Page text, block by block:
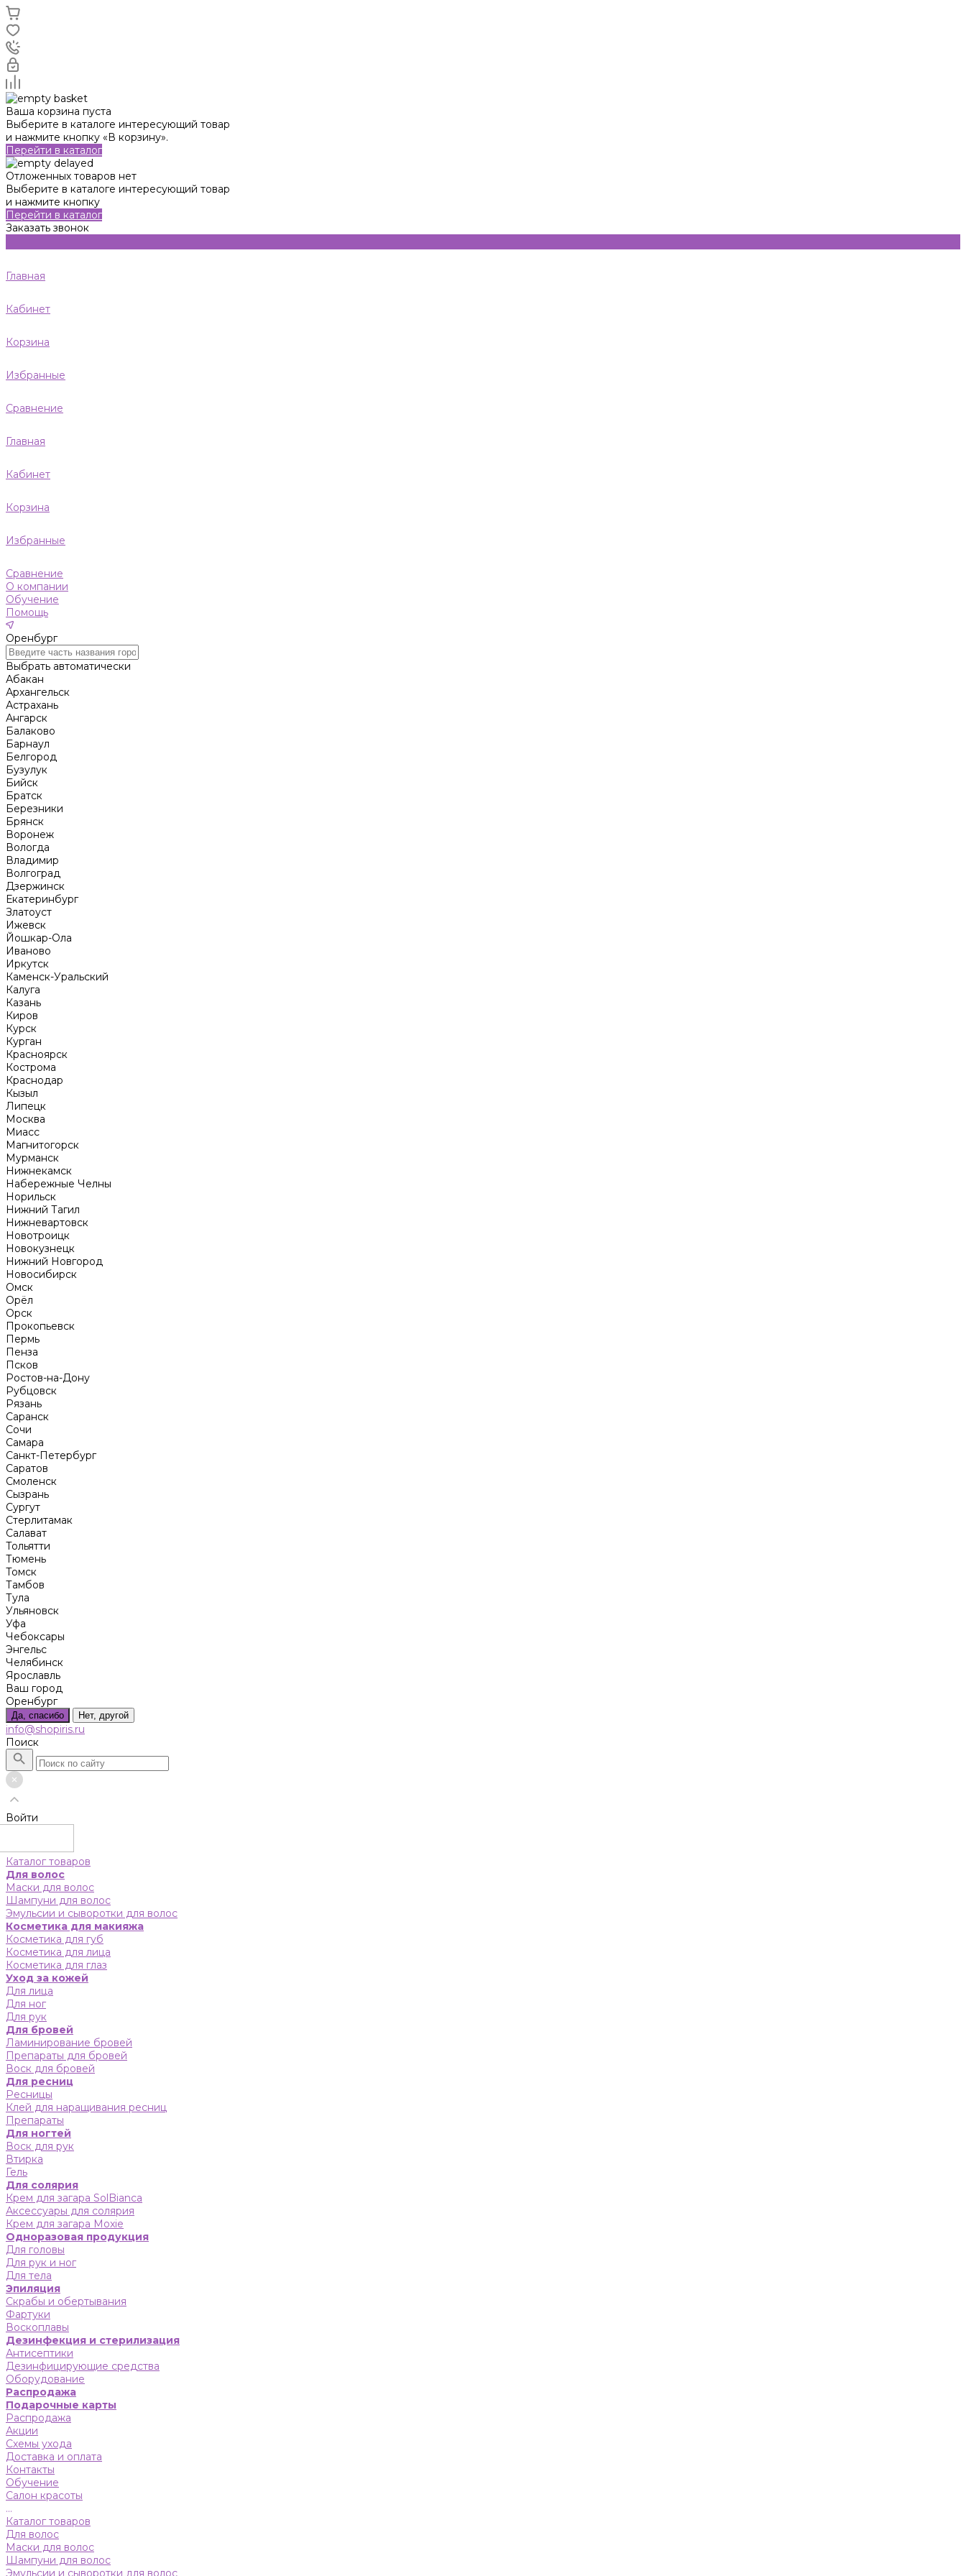
Ваша корзина пуста
Выберите в каталоге интересующий товар
и нажмите кнопку «В корзину».
Перейти в каталог
Отложенных товаров нет
Выберите в каталоге интересующий товар
и нажмите кнопку
Перейти в каталог
Заказать звонок
Главная
Кабинет
Корзина
Избранные
Сравнение
Главная
Кабинет
Корзина
Избранные
Сравнение
О компании
Обучение
Помощь
Оренбург
Выбрать автоматически
Абакан
Архангельск
Астрахань
Ангарск
Балаково
Барнаул
Белгород
Бузулук
Бийск
Братск
Березники
Брянск
Воронеж
Вологда
Владимир
Волгоград
Дзержинск
Екатеринбург
Златоуст
Ижевск
Йошкар-Ола
Иваново
Иркутск
Каменск-Уральский
Калуга
Казань
Киров
Курск
Курган
Красноярск
Кострома
Краснодар
Кызыл
Липецк
Москва
Миасс
Магнитогорск
Мурманск
Нижнекамск
Набережные Челны
Норильск
Нижний Тагил
Нижневартовск
Новотроицк
Новокузнецк
Нижний Новгород
Новосибирск
Омск
Орёл
Орск
Прокопьевск
Пермь
Пенза
Псков
Ростов-на-Дону
Рубцовск
Рязань
Саранск
Сочи
Самара
Санкт-Петербург
Саратов
Смоленск
Сызрань
Сургут
Стерлитамак
Салават
Тольятти
Тюмень
Томск
Тамбов
Тула
Ульяновск
Уфа
Чебоксары
Энгельс
Челябинск
Ярославль
Ваш город
Оренбург
Да, спасибо Нет, другой
info@shopiris.ru
Поиск
Войти
Каталог товаров
Для волос
Маски для волос
Шампуни для волос
Эмульсии и сыворотки для волос
Косметика для макияжа
Косметика для губ
Косметика для лица
Косметика для глаз
Уход за кожей
Для лица
Для ног
Для рук
Для бровей
Ламинирование бровей
Препараты для бровей
Воск для бровей
Для ресниц
Ресницы
Клей для наращивания ресниц
Препараты
Для ногтей
Воск для рук
Втирка
Гель
Для солярия
Крем для загара SolBianca
Аксессуары для солярия
Крем для загара Moxie
Одноразовая продукция
Для головы
Для рук и ног
Для тела
Эпиляция
Скрабы и обертывания
Фартуки
Воскоплавы
Дезинфекция и стерилизация
Антисептики
Дезинфицирующие средства
Оборудование
Распродажа
Подарочные карты
Распродажа
Акции
Схемы ухода
Доставка и оплата
Контакты
Обучение
Салон красоты
...
Каталог товаров
Для волос
Маски для волос
Шампуни для волос
Эмульсии и сыворотки для волос